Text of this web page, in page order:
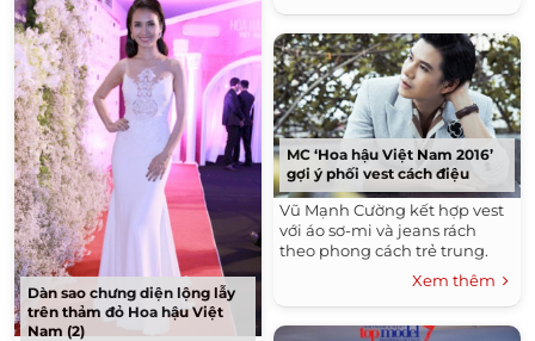
Dàn sao chưng diện lộng lẫy
trên thảm đỏ Hoa hậu Việt
Nam (2)
MC ‘Hoa hậu Việt Nam 2016’
gợi ý phối vest cách điệu
Vũ Mạnh Cường kết hợp vest
với áo sơ-mi và jeans rách
theo phong cách trẻ trung.
Xem thêm